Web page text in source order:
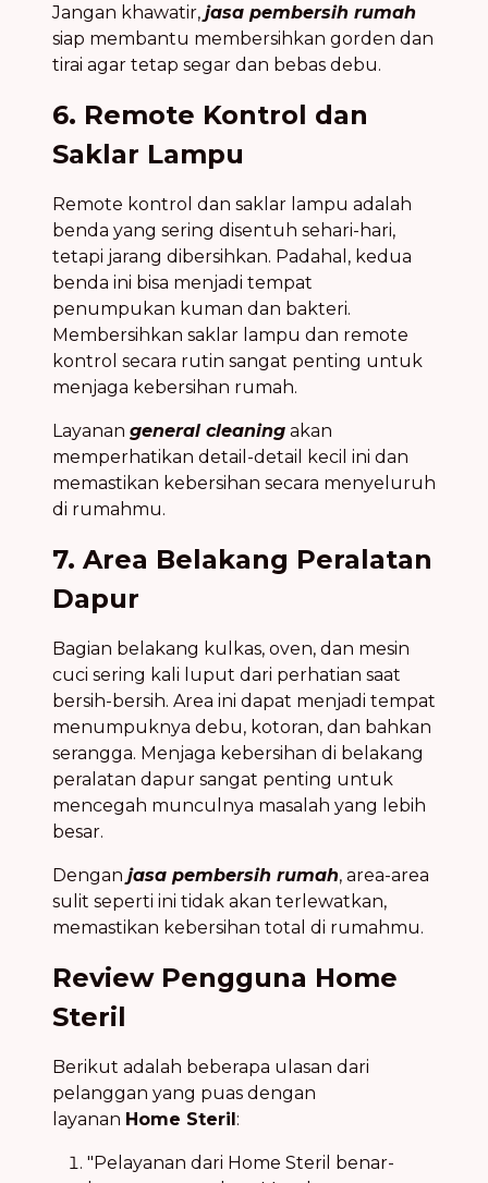
Jangan khawatir, jasa pembersih rumah
siap membantu membersihkan gorden dan
tirai agar tetap segar dan bebas debu.
6. Remote Kontrol dan
Saklar Lampu
Remote kontrol dan saklar lampu adalah
benda yang sering disentuh sehari-hari,
tetapi jarang dibersihkan. Padahal, kedua
benda ini bisa menjadi tempat
penumpukan kuman dan bakteri.
Membersihkan saklar lampu dan remote
kontrol secara rutin sangat penting untuk
menjaga kebersihan rumah.
Layanan general cleaning akan
memperhatikan detail-detail kecil ini dan
memastikan kebersihan secara menyeluruh
di rumahmu.
7. Area Belakang Peralatan
Dapur
Bagian belakang kulkas, oven, dan mesin
cuci sering kali luput dari perhatian saat
bersih-bersih. Area ini dapat menjadi tempat
menumpuknya debu, kotoran, dan bahkan
serangga. Menjaga kebersihan di belakang
peralatan dapur sangat penting untuk
mencegah munculnya masalah yang lebih
besar.
Dengan jasa pembersih rumah, area-area
sulit seperti ini tidak akan terlewatkan,
memastikan kebersihan total di rumahmu.
Review Pengguna Home
Steril
Berikut adalah beberapa ulasan dari
pelanggan yang puas dengan
layanan Home Steril:
"Pelayanan dari Home Steril benar-